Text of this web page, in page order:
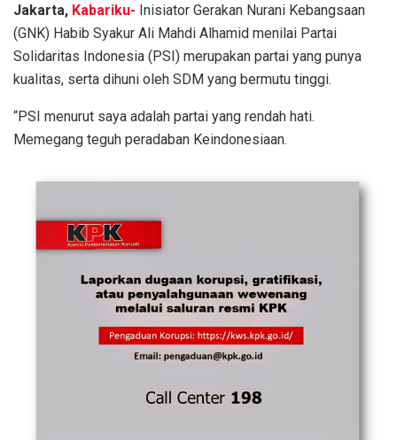
Jakarta, Kabariku- Inisiator Gerakan Nurani Kebangsaan
(GNK) Habib Syakur Ali Mahdi Alhamid menilai Partai
Solidaritas Indonesia (PSI) merupakan partai yang punya
kualitas, serta dihuni oleh SDM yang bermutu tinggi.
“PSI menurut saya adalah partai yang rendah hati.
Memegang teguh peradaban Keindonesiaan.